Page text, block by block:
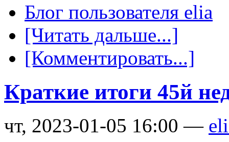
Блог пользователя elia
[Читать дальше...]
[Комментировать...]
Краткие итоги 45й
чт, 2023-01-05 16:00 —